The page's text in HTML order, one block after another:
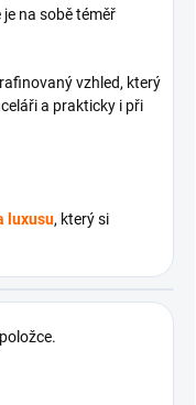
je na sobě téměř
vzhled, který
a prakticky i při
luxusu, který si